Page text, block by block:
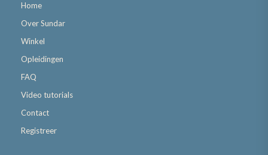
Home
Over Sundar
Winkel
Opleidingen
FAQ
Video tutorials
Contact
Registreer